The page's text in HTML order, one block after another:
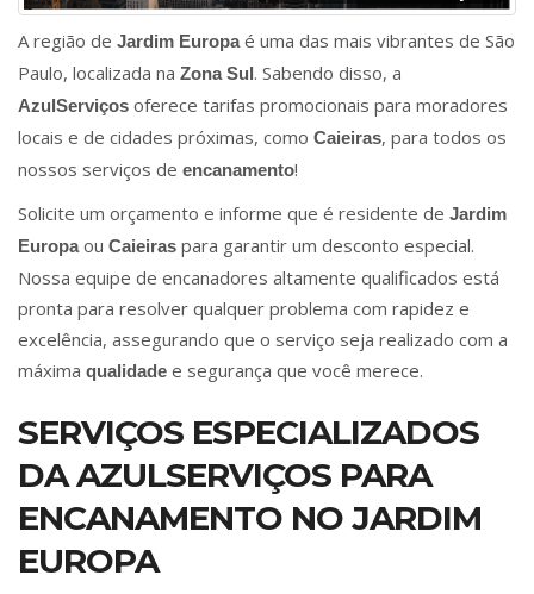
A região de Jardim Europaé uma das mais vibrantes de São
Paulo, localizada na Zona Sul. Sabendo disso, a
AzulServiços oferece tarifas promocionais para moradores
locais e de cidades próximas, como Caieiras, para todos os
nossos serviços de encanamento!
Solicite um orçamento e informe que é residente de Jardim
Europaou Caieiras para garantir um desconto especial.
Nossa equipe de encanadores altamente qualificados está
pronta para resolver qualquer problema com rapidez e
excelência, assegurando que o serviço seja realizado com a
máxima qualidade e segurança que você merece.
SERVIÇOS ESPECIALIZADOS
DA AZULSERVIÇOS PARA
ENCANAMENTO NO JARDIM
EUROPA